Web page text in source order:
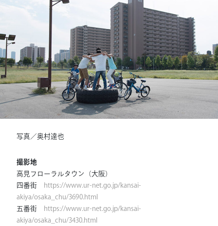
写真／奥村達也
撮影地
高見フローラルタウン（大阪）
四番街
https://www.ur-net.go.jp/kansai-
akiya/osaka_chu/3690.html
五番街
https://www.ur-net.go.jp/kansai-
akiya/osaka_chu/3430.html